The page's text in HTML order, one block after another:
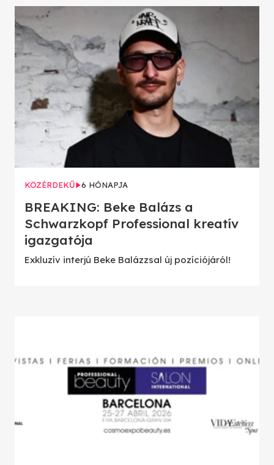
KÖZÉRDEKŰ 6 HÓNAPJA
BREAKING: Beke Balázs a
Schwarzkopf Professional kreatív
igazgatója
Exkluzív interjú Beke Balázzsal új pozíciójáról!